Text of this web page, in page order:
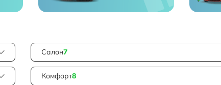
Салон7
Комфорт8